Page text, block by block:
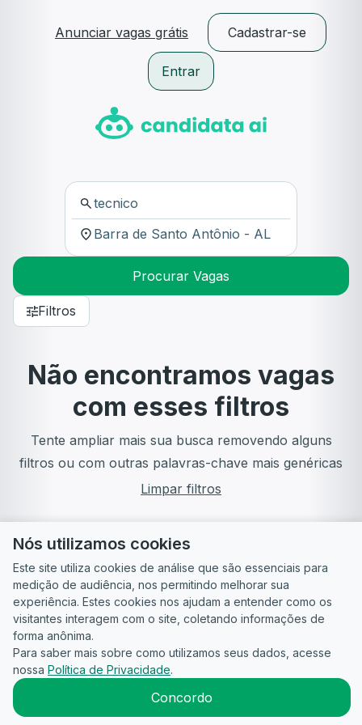
Anunciar vagas grátis Cadastrar-se
Entrar
Procurar Vagas
Filtros
Não encontramos vagas
com esses filtros
Tente ampliar mais sua busca removendo alguns
filtros ou com outras palavras-chave mais genéricas
Limpar filtros
Guia do
Candidato
Para
empresas
Política de
Privacidade
Termos
2026CandidataAI
Nós utilizamos cookies
Este site utiliza cookies de análise que são essenciais para
medição de audiência, nos permitindo melhorar sua
experiência. Estes cookies nos ajudam a entender como os
visitantes interagem com o site, coletando informações de
forma anônima.
Para saber mais sobre como utilizamos seus dados, acesse
nossa Política de Privacidade.
Concordo